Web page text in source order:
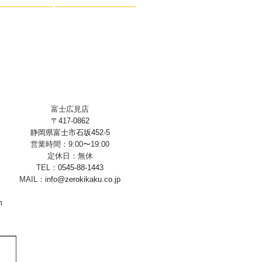
富士広見店
〒417-0862
静岡県富士市石坂452-5
営業時間：9:00〜19:00
定休日：無休
TEL： 0545-88-1443
MAIL： info@zerokikaku.co.jp